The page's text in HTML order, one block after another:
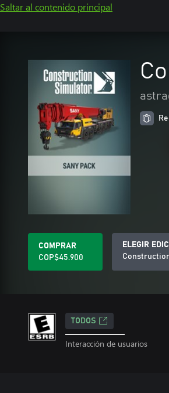
Saltar al contenido principal
COMPRAR
COP$45.900
ELEGIR
TODOS
Interacción de usuarios